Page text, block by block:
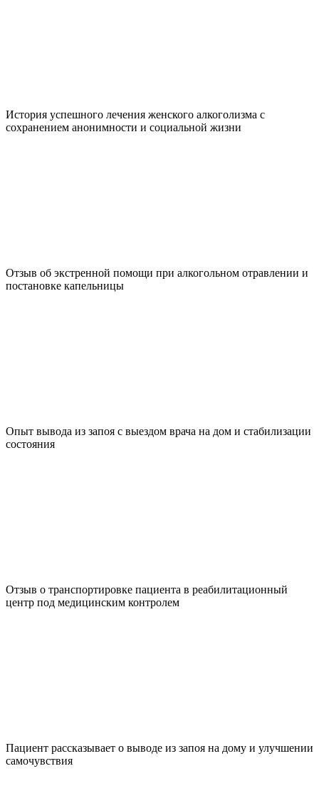
История успешного лечения женского алкоголизма с
сохранением анонимности и социальной жизни
Отзыв об экстренной помощи при алкогольном отравлении и
постановке капельницы
Опыт вывода из запоя с выездом врача на дом и стабилизации
состояния
Отзыв о транспортировке пациента в реабилитационный
центр под медицинским контролем
Пациент рассказывает о выводе из запоя на дому и улучшении
самочувствия